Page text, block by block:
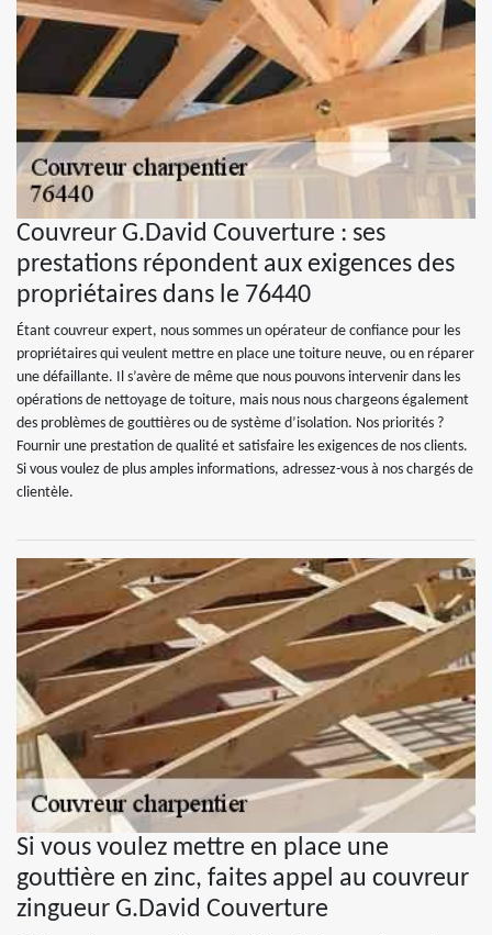
Couvreur G.David Couverture : ses
prestations répondent aux exigences des
propriétaires dans le 76440
Étant couvreur expert, nous sommes un opérateur de confiance pour les
propriétaires qui veulent mettre en place une toiture neuve, ou en réparer
une défaillante. Il s’avère de même que nous pouvons intervenir dans les
opérations de nettoyage de toiture, mais nous nous chargeons également
des problèmes de gouttières ou de système d’isolation. Nos priorités ?
Fournir une prestation de qualité et satisfaire les exigences de nos clients.
Si vous voulez de plus amples informations, adressez-vous à nos chargés de
clientèle.
Si vous voulez mettre en place une
gouttière en zinc, faites appel au couvreur
zingueur G.David Couverture